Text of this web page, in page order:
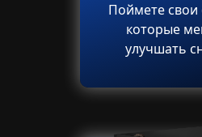
Поймете
которые
улучшать